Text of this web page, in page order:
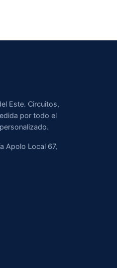
Este. Circuitos,
por todo el
Apolo Local 67,